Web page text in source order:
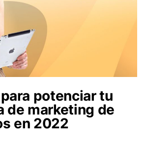
potenciar tu
de marketing de
en 2022